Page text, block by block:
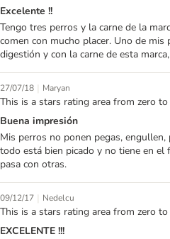
Excelente !!
Tengo tres perros y la carne de la
comen con mucho placer. Uno de
digestión y con la carne de esta
27/07/18 | Maryan
This is a stars rating area from zero
Buena impresión
Mis perros no ponen pegas,
todo está bien picado y no tiene en el
pasa con otras.
09/12/17 | Nedelcu
This is a stars rating area from zero
EXCELENTE !!!